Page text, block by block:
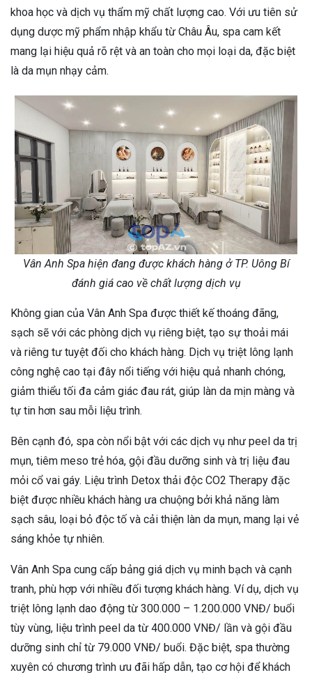
khoa học và dịch vụ thẩm mỹ chất lượng cao. Với ưu tiên sử
dụng dược mỹ phẩm nhập khẩu từ Châu Âu, spa cam kết
mang lại hiệu quả rõ rệt và an toàn cho mọi loại da, đặc biệt
là da mụn nhạy cảm.
Vân Anh Spa hiện đang được khách hàng ở TP. Uông Bí
đánh giá cao về chất lượng dịch vụ
Không gian của Vân Anh Spa được thiết kế thoáng đãng,
sạch sẽ với các phòng dịch vụ riêng biệt, tạo sự thoải mái
và riêng tư tuyệt đối cho khách hàng. Dịch vụ triệt lông lạnh
công nghệ cao tại đây nổi tiếng với hiệu quả nhanh chóng,
giảm thiểu tối đa cảm giác đau rát, giúp làn da mịn màng và
tự tin hơn sau mỗi liệu trình.
Bên cạnh đó, spa còn nổi bật với các dịch vụ như peel da trị
mụn, tiêm meso trẻ hóa, gội đầu dưỡng sinh và trị liệu đau
mỏi cổ vai gáy. Liệu trình Detox thải độc CO2 Therapy đặc
biệt được nhiều khách hàng ưa chuộng bởi khả năng làm
sạch sâu, loại bỏ độc tố và cải thiện làn da mụn, mang lại vẻ
sáng khỏe tự nhiên.
Vân Anh Spa cung cấp bảng giá dịch vụ minh bạch và cạnh
tranh, phù hợp với nhiều đối tượng khách hàng. Ví dụ, dịch vụ
triệt lông lạnh dao động từ 300.000 – 1.200.000 VNĐ/ buổi
tùy vùng, liệu trình peel da từ 400.000 VNĐ/ lần và gội đầu
dưỡng sinh chỉ từ 79.000 VNĐ/ buổi. Đặc biệt, spa thường
xuyên có chương trình ưu đãi hấp dẫn, tạo cơ hội để khách